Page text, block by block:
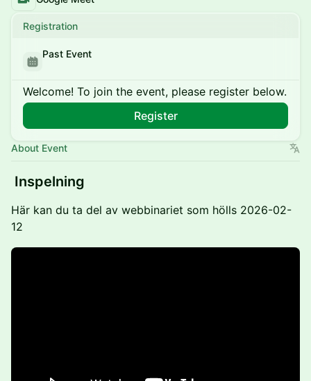
Registration
Past Event
Welcome! To join the event, please register below.
Register
About Event
Inspelning
Här kan du ta del av webbinariet som hölls 2026-02-
12